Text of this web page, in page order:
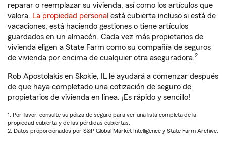
reparar o reemplazar su vivienda, así como los artículos que
valora. La propiedad personal está cubierta incluso si está de
vacaciones, está haciendo gestiones o tiene artículos
guardados en un almacén. Cada vez más propietarios de
vivienda eligen a State Farm como su compañía de seguros
de vivienda por encima de cualquier otra aseguradora.2
Rob Apostolakis en Skokie, IL le ayudará a comenzar después
de que haya completado una cotización de seguro de
propietarios de vivienda en línea. ¡Es rápido y sencillo!
1. Por favor, consulte su póliza de seguro para ver una lista completa de la
propiedad cubierta y de las pérdidas cubiertas.
2. Datos proporcionados por S&P Global Market Intelligence y State Farm Archive.